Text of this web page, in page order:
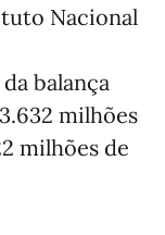
Nacional
balança
milhões
milhões de